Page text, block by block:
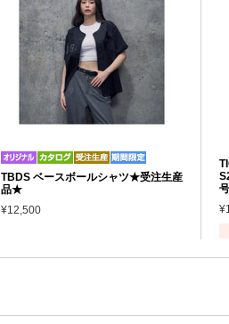
TBDS ベースボールシャツ★受注生産
品★
¥12,500